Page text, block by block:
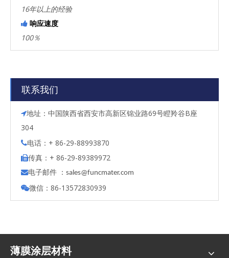
16年以上的经验
 响应速度
100％
联系我们
地址：中国陕西省西安市高新区锦业路69号瞪羚谷B座
304
电话：+ 86-29-88993870
传真：+ 86-29-89389972
电子邮件 ： sales@funcmater.com
微信：86-13572830939
薄膜涂层材料